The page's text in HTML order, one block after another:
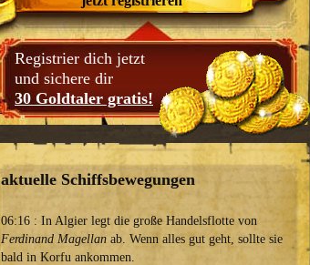
Registrier dich jetzt
und sichere dir
30 Goldtaler gratis!
aktuelle Schiffsbewegungen
06:16 : In Algier legt die große Handelsflotte von
Ferdinand Magellan ab. Wenn alles gut geht, sollte sie
bald in Korfu ankommen.